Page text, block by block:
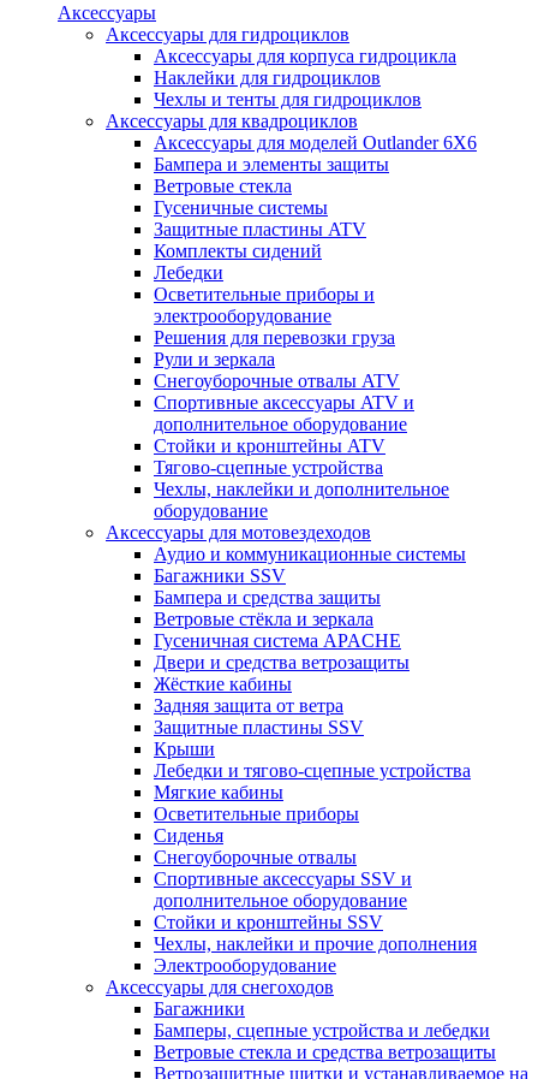
Аксессуары
Аксессуары для гидроциклов
Аксессуары для корпуса гидроцикла
Наклейки для гидроциклов
Чехлы и тенты для гидроциклов
Аксессуары для квадроциклов
Аксессуары для моделей Outlander 6X6
Бампера и элементы защиты
Ветровые стекла
Гусеничные системы
Защитные пластины ATV
Комплекты сидений
Лебедки
Осветительные приборы и
электрооборудование
Решения для перевозки груза
Рули и зеркала
Снегоуборочные отвалы ATV
Спортивные аксессуары ATV и
дополнительное оборудование
Стойки и кронштейны ATV
Тягово-сцепные устройства
Чехлы, наклейки и дополнительное
оборудование
Аксессуары для мотовездеходов
Аудио и коммуникационные системы
Багажники SSV
Бампера и средства защиты
Ветровые стёкла и зеркала
Гусеничная система APACHE
Двери и средства ветрозащиты
Жёсткие кабины
Задняя защита от ветра
Защитные пластины SSV
Крыши
Лебедки и тягово-сцепные устройства
Мягкие кабины
Осветительные приборы
Сиденья
Снегоуборочные отвалы
Спортивные аксессуары SSV и
дополнительное оборудование
Стойки и кронштейны SSV
Чехлы, наклейки и прочие дополнения
Электрооборудование
Аксессуары для снегоходов
Багажники
Бамперы, сцепные устройства и лебедки
Ветровые стекла и средства ветрозащиты
Ветрозащитные щитки и устанавливаемое на